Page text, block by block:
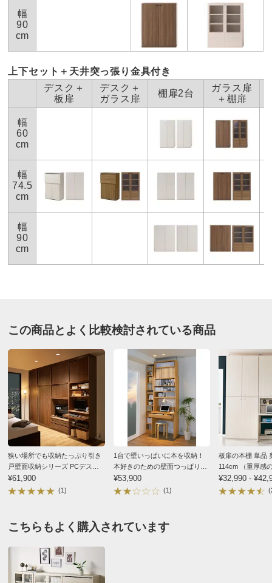
幅
90
cm
上下セット＋天井突っ張り金具付き
デスク＋
板扉
デスク＋
ガラス扉
棚扉2台
ガラス扉
＋棚扉
幅
60
cm
幅
74.5
cm
幅
90
cm
この商品とよく比較検討されている商品
狭い場所でも収納たっぷり引き
戸壁面収納シリーズ PCデスク
幅75.5cm
¥61,900
(1)
1台で壁いっぱいに本を収納！
本好きのための壁面つっぱり本
棚 本棚付きデスク（奥行
45cm）
¥53,900
(1)
板扉の本棚 単品
114cm （重厚感
本棚シリーズ）
¥32,990 -
こちらもよく購入されています